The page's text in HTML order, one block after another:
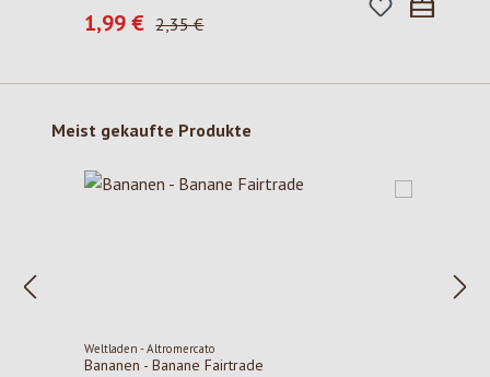
Verkaufspreis:
1,99 € Regulärer Preis:
2,35 €
Produktgalerie überspringen
Meist gekaufte Produkte
Weltladen - Altromercato
Bananen - Banane Fairtrade